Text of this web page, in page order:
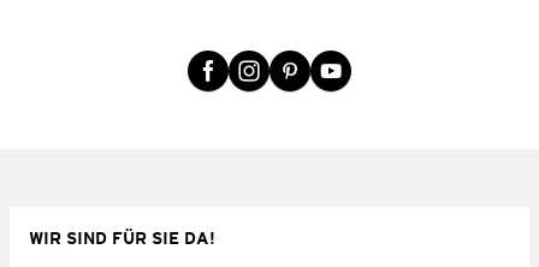
WIR SIND FÜR SIE DA!